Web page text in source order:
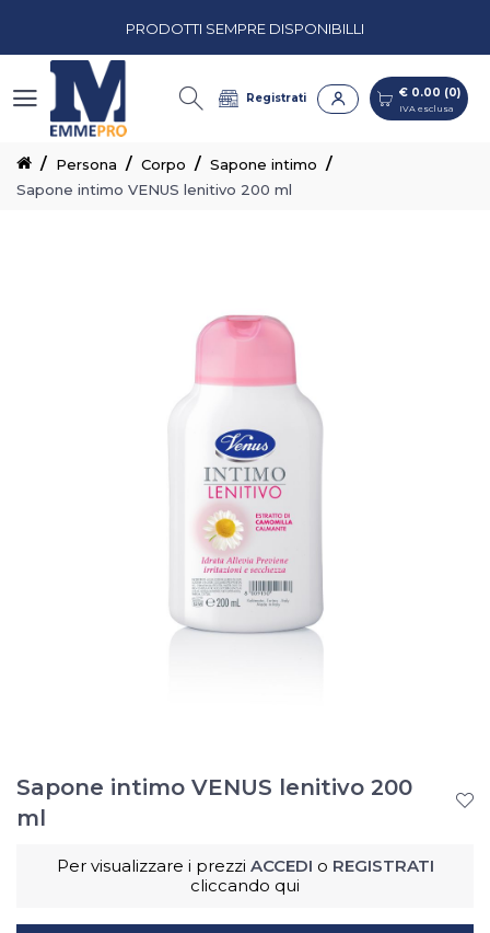
PRODOTTI SEMPRE DISPONIBILLI
PREVENTIVI PERSONALIZZATI
CASH & CARRY CON CORSIE ORGANIZZATE
PRODOTTI SEMPRE DISPONIBILLI
Registrati € 0.00 (0)
IVA esclusa
Persona Corpo
Sapone intimo
Sapone intimo VENUS lenitivo 200 ml
Sapone intimo VENUS lenitivo 200
ml
Per visualizzare i prezzi ACCEDI o REGISTRATI
cliccando qui